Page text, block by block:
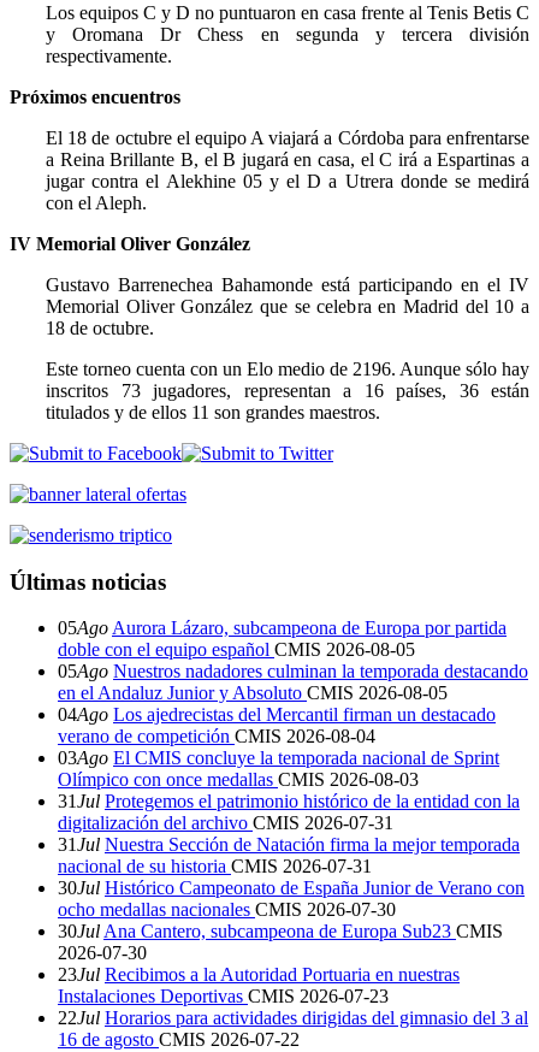
Los equipos C y D no puntuaron en casa frente al Tenis Betis C
y Oromana Dr Chess en segunda y tercera división
respectivamente.
Próximos encuentros
El 18 de octubre el equipo A viajará a Córdoba para enfrentarse
a Reina Brillante B, el B jugará en casa, el C irá a Espartinas a
jugar contra el Alekhine 05 y el D a Utrera donde se medirá
con el Aleph.
IV Memorial Oliver González
Gustavo Barrenechea Bahamonde está participando en el IV
Memorial Oliver González que se celebra en Madrid del 10 a
18 de octubre.
Este torneo cuenta con un Elo medio de 2196. Aunque sólo hay
inscritos 73 jugadores, representan a 16 países, 36 están
titulados y de ellos 11 son grandes maestros.
Últimas noticias
05Ago Aurora Lázaro, subcampeona de Europa por partida
doble con el equipo español CMIS 2026-08-05
05Ago Nuestros nadadores culminan la temporada destacando
en el Andaluz Junior y Absoluto CMIS 2026-08-05
04Ago Los ajedrecistas del Mercantil firman un destacado
verano de competición CMIS 2026-08-04
03Ago El CMIS concluye la temporada nacional de Sprint
Olímpico con once medallas CMIS 2026-08-03
31Jul Protegemos el patrimonio histórico de la entidad con la
digitalización del archivo CMIS 2026-07-31
31Jul Nuestra Sección de Natación firma la mejor temporada
nacional de su historia CMIS 2026-07-31
30Jul Histórico Campeonato de España Junior de Verano con
ocho medallas nacionales CMIS 2026-07-30
30Jul Ana Cantero, subcampeona de Europa Sub23 CMIS
2026-07-30
23Jul Recibimos a la Autoridad Portuaria en nuestras
Instalaciones Deportivas CMIS 2026-07-23
22Jul Horarios para actividades dirigidas del gimnasio del 3 al
16 de agosto CMIS 2026-07-22